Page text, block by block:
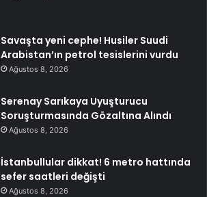
Savaşta yeni cephe! Husiler Suudi
Arabistan’ın petrol tesislerini vurdu
Ağustos 8, 2026
Serenay Sarıkaya Uyuşturucu
Soruşturmasında Gözaltına Alındı
Ağustos 8, 2026
İstanbullular dikkat! 6 metro hattında
sefer saatleri değişti
Ağustos 8, 2026